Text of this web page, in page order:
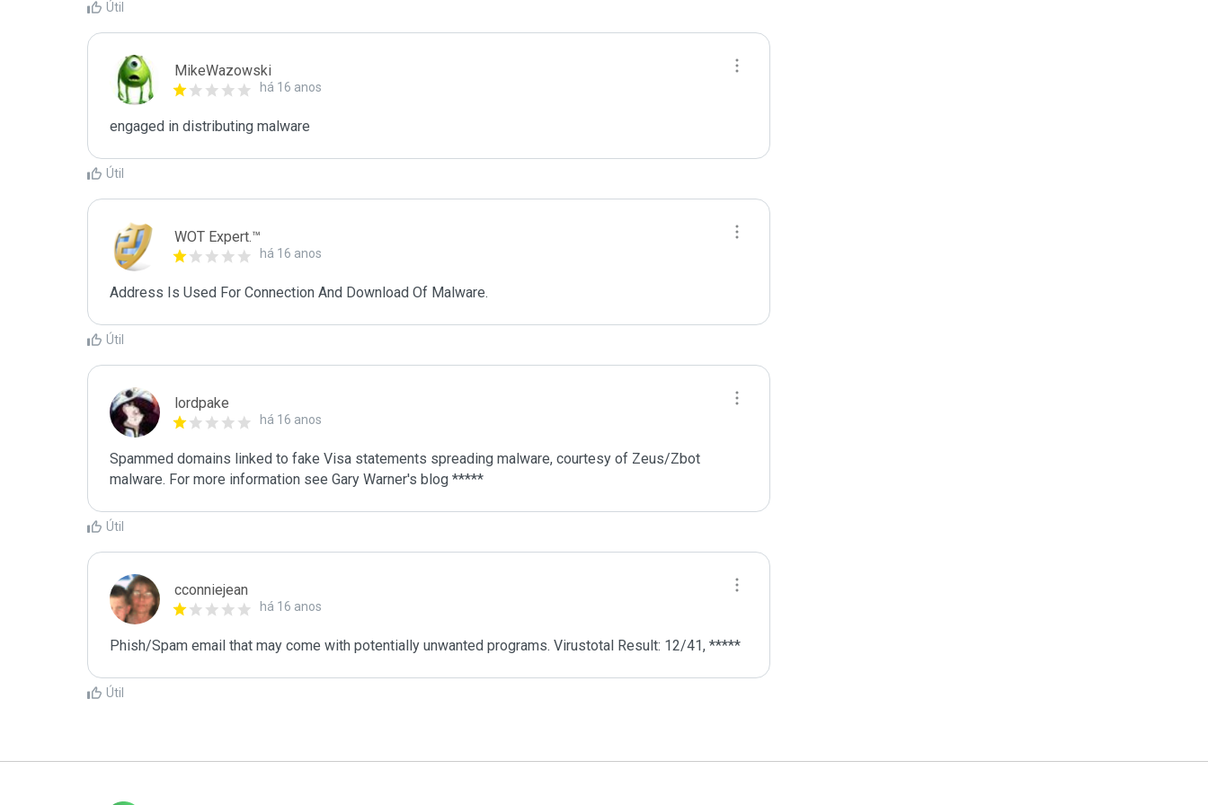
Útil
MikeWazowski
há 16 anos
engaged in distributing malware
Útil
WOT Expert.™
há 16 anos
Address Is Used For Connection And Download Of Malware.
Útil
lordpake
há 16 anos
Spammed domains linked to fake Visa statements spreading malware, courtesy of Zeus/Zbot
malware. For more information see Gary Warner's blog *****
Útil
cconniejean
há 16 anos
Phish/Spam email that may come with potentially unwanted programs. Virustotal Result: 12/41, *****
Útil